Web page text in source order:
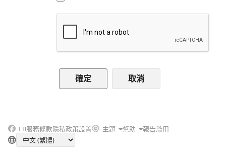
取消
FB服務條款隱私政策設置 主題 幫助 報告濫用